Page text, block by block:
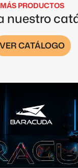
MÁS PRODUCTOS
nuestro
VER CATÁLOGO